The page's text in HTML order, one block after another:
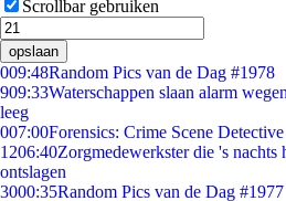
Scrollbar gebruiken
opslaan
009:48Random Pics van de Dag #1978
909:33Waterschappen slaan alarm
leeg
007:00Forensics: Crime Scene Detective
1206:40Zorgmedewerkster die 's nachts
ontslagen
3000:35Random Pics van de Dag #1977